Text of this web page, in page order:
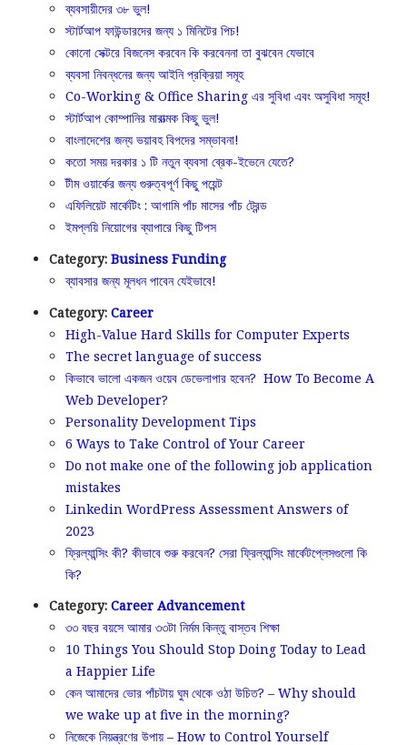
ব্যবসায়ীদের ৩৮ ভুল!
স্টার্টআপ ফাউন্ডারদের জন্য ১ মিনিটের পিচ!
কোনো সেক্টরে বিজনেস করবেন কি করবেননা তা বুঝবেন যেভাবে
ব্যবসা নিবন্ধনের জন্য আইনি প্রক্রিয়া সমূহ
Co-Working & Office Sharing এর সুবিধা এবং অসুবিধা সমূহ!
স্টার্টআপ কোম্পানির মারাত্মক কিছু ভুল!
বাংলাদেশের জন্য ভয়াবহ বিপদের সম্ভাবনা!
কতো সময় দরকার ১ টি নতুন ব্যবসা ব্রেক-ইভেনে যেতে?
টীম ওয়ার্কের জন্য গুরুত্বপূর্ণ কিছু পয়েন্ট
এফিলিয়েট মার্কেটিং : আগামি পাঁচ মাসের পাঁচ ট্রেন্ড
ইমপ্লয়ি নিয়োগের ব্যাপারে কিছু টিপস
Category: Business Funding
ব্যাবসার জন্য মূলধন পাবেন যেইভাবে!
Category: Career
High-Value Hard Skills for Computer Experts
The secret language of success
কিভাবে ভালো একজন ওয়েব ডেভেলাপার হবেন? How To Become A
Web Developer?
Personality Development Tips
6 Ways to Take Control of Your Career
Do not make one of the following job application
mistakes
Linkedin WordPress Assessment Answers of
2023
ফ্রিল্যান্সিং কী? কীভাবে শুরু করবেন? সেরা ফ্রিল্যান্সিং মার্কেটপ্লেসগুলো কি
কি?
Category: Career Advancement
৩৩ বছর বয়সে আমার ৩৩টা নির্মম কিন্তু বাস্তব শিক্ষা
10 Things You Should Stop Doing Today to Lead
a Happier Life
কেন আমাদের ভোর পাঁচটায় ঘুম থেকে ওঠা উচিত? – Why should
we wake up at five in the morning?
নিজেকে নিয়ন্ত্রণের উপায় – How to Control Yourself